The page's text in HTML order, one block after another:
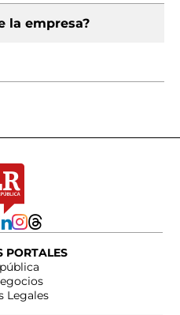
la empresa?
PORTALES
Legales